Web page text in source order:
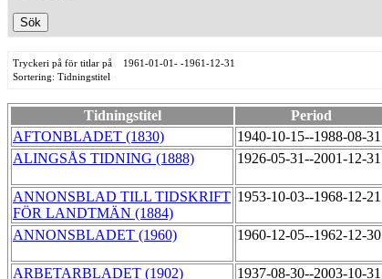
Tryckeri på för titlar på 1961-01-01- -1961-12-31
Sortering: Tidningstitel
Tidningstitel Period
AFTONBLADET (1830) 1940-10-15--1988-08-31
ALINGSÅS TIDNING (1888) 1926-05-31--2001-12-31
ANNONSBLAD TILL TIDSKRIFT
FÖR LANDTMÄN (1884)
1953-10-03--1968-12-21
ANNONSBLADET (1960) 1960-12-05--1962-12-30
ARBETARBLADET (1902) 1937-08-30--2003-10-31